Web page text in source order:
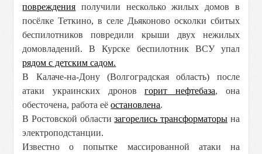
повреждения получили несколько жилых домов в
посёлке Теткино, в селе Дьяконово осколки сбитых
беспилотников повредили крыши двух нежилых
домовладений. В Курске беспилотник ВСУ упал
рядом с детским садом.
В Калаче-на-Дону (Волгоградская область) после
атаки украинских дроновгорит нефтебаза, она
обесточена, работа еёостановлена.
В Ростовской областизагорелись трансформаторына
электроподстанции.
Известно о попытке массированной атаки на